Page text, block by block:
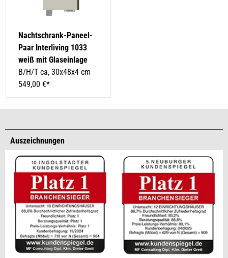
Nachtschrank-Paneel-
Paar Interliving 1033
weiß mit Glaseinlage
B/H/T ca, 30x48x4 cm
549,00 €*
Auszeichnungen